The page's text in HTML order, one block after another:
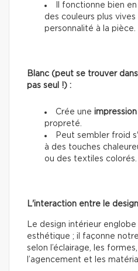
Il fonctionne bien
des couleurs plus
personnalité à la pièce.
Blanc (peut se trouver
pas seul !) :
Crée une
propreté.
Peut sembler froid
à des touches
ou des textiles colorés.
L'interaction entre le
Le design intérieur
esthétique ; il façonne
selon l’éclairage, les
l’agencement et les